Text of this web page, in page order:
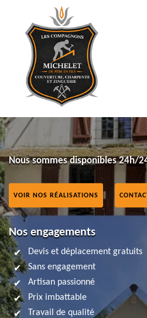
Nous sommes disponibles 24h/
VOIR NOS RÉALISATIONS
Nos engagements
Devis et déplacement gratuits
Sans engagement
Artisan passionné
Prix imbattable
Travail de qualité